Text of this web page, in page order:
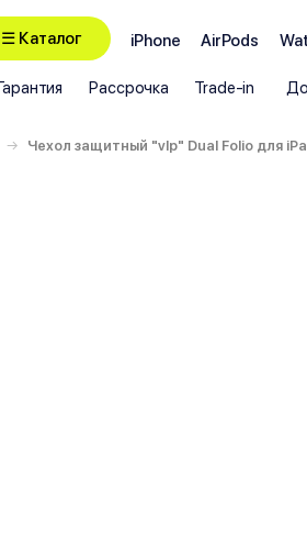
☰ Каталог iPhone AirPods
Trade-in
Рассрочка
Чехол защитный "vlp" Dual Folio для